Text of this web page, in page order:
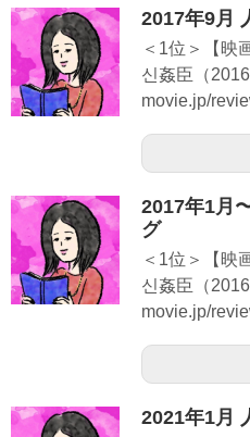
2017年9月
＜1位＞【映
신姦臣（
movie.jp/
2017年1月
グ
＜1位＞【映
신姦臣（
movie.jp/
2021年1月